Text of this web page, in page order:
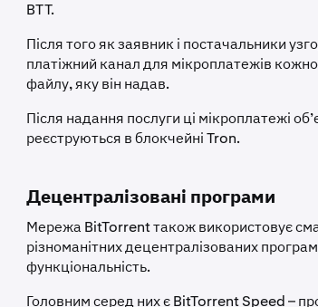
BTT.
Після того як заявник і постачальники
платіжний канал для мікроплатежів
файлу, яку він надав.
Після надання послуги ці мікроплатежі
реєструються в блокчейні Tron.
Децентралізовані програми
Мережа BitTorrent також використовує
різноманітних децентралізованих
функціональність.
Головним серед них є BitTorrent Speed –